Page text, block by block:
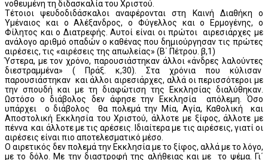
νοθευμένη τη διδασκαλία του Χριστού.
Τέτοιοι ψευδοδιδάσκαλοι αναφέρονται στη Καινή Διαθήκη ο
Υμέναιος και ο Αλέξανδρος, ο Φύγελλος και ο Ερμογένης, ο
Φίλητος και ο Διατρεφής. Αυτοί είναι οι πρώτοι αιρεσιάρχες με
ανάλογο αριθμό οπαδών ο καθένας που δημιούργησαν τις πρώτες
αιρέσεις, τις «αιρέσεις της απωλείας» (Β΄ Πέτρου. β,1)
Ύστερα, με τον χρόνο, παρουσιάστηκαν άλλοι «άνδρες λαλούντες
διεστραμμένα» ( Πράξ. κ,30). Στα χρόνια που κύλισαν
παρουσιάστηκαν και άλλοι αιρεσιάρχες, αλλά οι περισσότεροι με
την σπουδή και με τη διαφώτιση της Εκκλησίας διαλύθηκαν.
Ωστόσο ο διάβολος δεν άφησε την Εκκλησία απόλεμη. Όσο
υπάρχει ο διάβολος θα πολεμά την Μία, Αγία, Καθολική και
Αποστολική Εκκλησία του Χριστού, άλλοτε με ξίφος, άλλοτε με
πέννα και άλλοτε με τις αρέσεις. Ιδιαίτερα με τις αιρέσεις, γιατί οι
αιρέσεις είναι πιο αποτελεσματικό μέσο.
Ο αιρετικός δεν πολεμά την Εκκλησία με το ξίφος, αλλά με το λόγο,
με το δόλο. Με την διαστροφή της αλήθειας και με το ψέμα. Γι΄